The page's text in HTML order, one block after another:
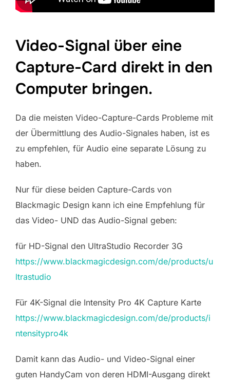
Video-Signal über eine
Capture-Card direkt in den
Computer bringen.
Da die meisten Video-Capture-Cards Probleme mit
der Übermittlung des Audio-Signales haben, ist es
zu empfehlen, für Audio eine separate Lösung zu
haben.
Nur für diese beiden Capture-Cards von
Blackmagic Design kann ich eine Empfehlung für
das Video- UND das Audio-Signal geben:
für HD-Signal den UltraStudio Recorder 3G
https://www.blackmagicdesign.com/de/products/u
ltrastudio
Für 4K-Signal die Intensity Pro 4K Capture Karte
https://www.blackmagicdesign.com/de/products/i
ntensitypro4k
Damit kann das Audio- und Video-Signal einer
guten HandyCam von deren HDMI-Ausgang direkt